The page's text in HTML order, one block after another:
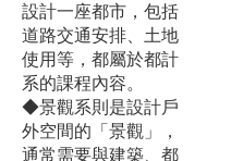
設計一座都市，包括
道路交通安排、土地
使用等，都屬於都計
系的課程內容。
◆景觀系則是設計戶
外空間的「景觀」，
通常需要與建築、都